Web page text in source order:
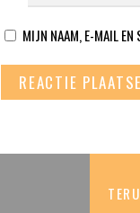
MIJN NAAM, E-MAIL EN